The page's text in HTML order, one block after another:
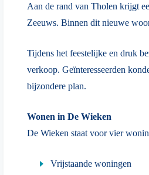
Aan de rand van Tholen krijgt
Zeeuws. Binnen dit nieuwe
Tijdens het feestelijke en druk
verkoop. Geïnteresseerden
bijzondere plan.
Wonen in De Wieken
De Wieken staat voor vier
Vrijstaande woningen